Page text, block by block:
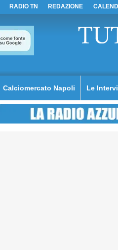
RADIO TN REDAZIONE
Calciomercato Napoli Le